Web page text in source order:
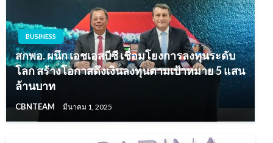
BUSINESS
สกพอ. ผนึก เอชเอสบีซี เชื่อมโยงการลงทุนระดับ
โลก สร้างโอกาสดึงเงินลงทุนตามเป้าหมาย 5 แสน
ล้านบาท
CBNTEAM มีนาคม 1, 2025